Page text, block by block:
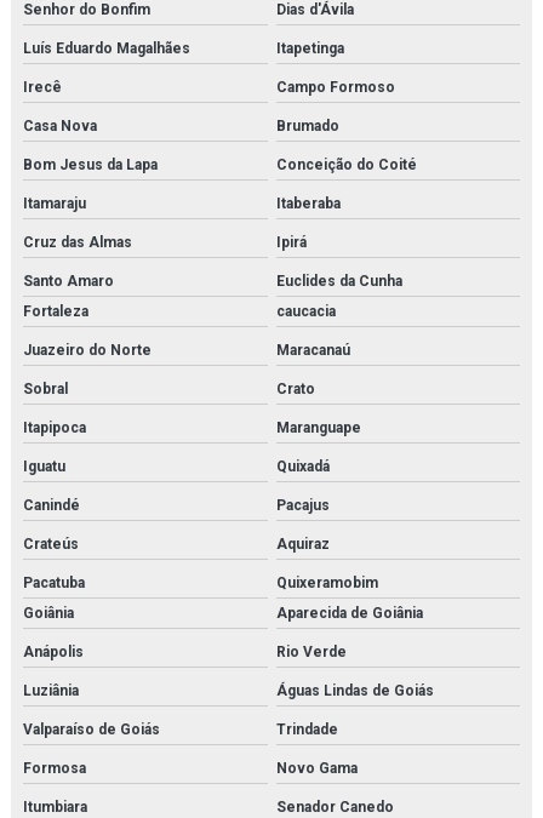
Revendedora de elemento filtrante
Revendedora de filtro de cartucho
Revendedora de filtro coalescente
Revendedora de filtro finite
Revendedora de filtro hidráulico racor
Revendedora de purificador para sistema de ar de respiração
Revendedora de sistema multi barreira para filtração de co2
Rk22610
Sauer danfoss
Secador de ar comprimido por absorção
Secador de ar comprimido por adsorção
Secador de ar comprimido por adsorção orçamento
Secador de ar comprimido orçamento
Secador de ar comprimido por refrigeração
Secador de ar parker
Senhor do Bonfim Dias d'Ávila
Luís Eduardo Magalhães Itapetinga
Irecê Campo Formoso
Casa Nova Brumado
Bom Jesus da Lapa Conceição do Coité
Itamaraju Itaberaba
Cruz das Almas Ipirá
Santo Amaro
Euclides da Cunha
Fortaleza
caucacia
Juazeiro do Norte Maracanaú
Sobral Crato
Itapipoca Maranguape
Iguatu Quixadá
Canindé Pacajus
Crateús Aquiraz
Pacatuba
Quixeramobim
Goiânia
Aparecida de Goiânia
Anápolis Rio Verde
Luziânia Águas Lindas de Goiás
Valparaíso de Goiás Trindade
Formosa Novo Gama
Itumbiara Senador Canedo